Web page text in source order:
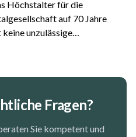
Höchstalter für die
auf 70 Jahre
unzulässige
Fragen?
Sie kompetent und